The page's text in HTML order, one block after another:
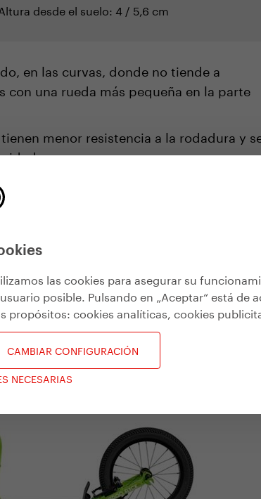
las cookies para asegurar su
posible. Pulsando en „Aceptar“ está de
propósitos: cookies analíticas, cookies
CAMBIAR CONFIGURACIÓN
NECESARIAS
desde el suelo: 4 / 5,6 cm
en las curvas, donde no tiende a
una rueda más pequeña en la parte
menor resistencia a la rodadura y
distancias, proporcionar ligereza a la
a los parámetros.